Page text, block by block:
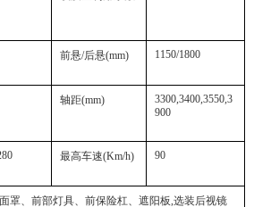
前悬/后悬(mm) 1150/1800
轴距(mm)
3300,3400,3550,3
900
最高车速(Km/h) 90
罩、前部灯具、前保险杠、遮阳板,选装后视镜